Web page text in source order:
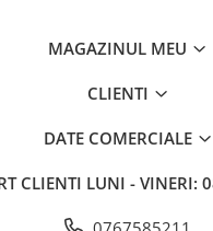
MAGAZINUL MEU
CLIENTI
DATE COMERCIALE
CLIENTI LUNI - VINERI: